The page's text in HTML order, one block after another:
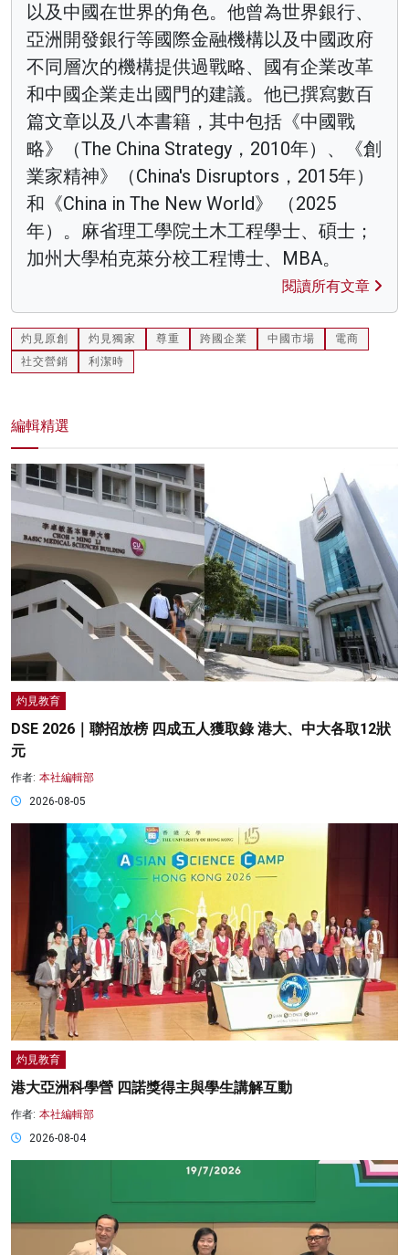
以及中國在世界的角色。他曾為世界銀行、
亞洲開發銀行等國際金融機構以及中國政府
不同層次的機構提供過戰略、國有企業改革
和中國企業走出國門的建議。他已撰寫數百
篇文章以及八本書籍，其中包括《中國戰
略》（The China Strategy，2010年）、《創
業家精神》（China's Disruptors，2015年）
和《China in The New World》 （2025
年）。麻省理工學院土木工程學士、碩士；
加州大學柏克萊分校工程博士、MBA。
閱讀所有文章
灼見原創 灼見獨家 尊重 跨國企業 中國市場
電商
社交營銷
利潔時
編輯精選
灼見教育
DSE 2026｜聯招放榜 四成五人獲取錄 港大、中大各取12狀
元
作者: 本社編輯部
2026-08-05
灼見教育
港大亞洲科學營 四諾獎得主與學生講解互動
作者: 本社編輯部
2026-08-04